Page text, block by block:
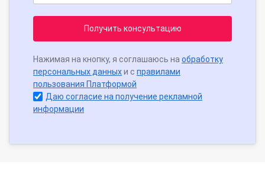
Получить консультацию
Нажимая на кнопку, я соглашаюсь на обработку
персональных данныхи с правилами
пользования Платформой
Даю согласие на получение рекламной
информации